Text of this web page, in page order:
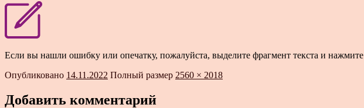
Если вы нашли ошибку или опечатку, пожалуйста, выделите фрагмент текста и нажмите
Опубликовано 14.11.2022 Полный размер 2560 × 2018
Добавить комментарий